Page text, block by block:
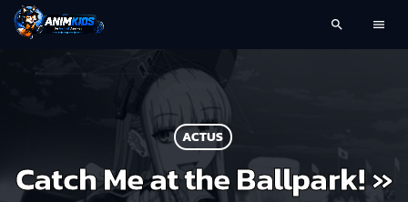
search menu
ACTUS
Catch Me at the Ballpark! »